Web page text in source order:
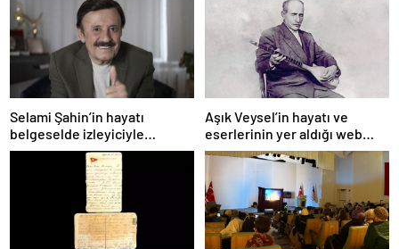
Selami Şahin’in hayatı
belgeselde izleyiciyle
buluşacak
Aşık Veysel’in hayatı ve
eserlerinin yer aldığı web
portalı hizmete girdi